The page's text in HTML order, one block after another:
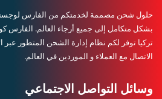
حلول شحن مصممة لخدمتكم من الفارس
بشكل متكامل إلى جميع أرجاء العالم.
تركيا توفر لكم نظام إدارة الشحن المتطور عبر
الاتصال مع العملاء و الموردين في العالم.
وسائل التواصل الاجتماعي